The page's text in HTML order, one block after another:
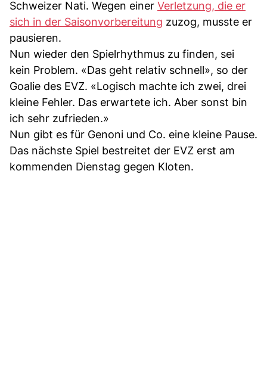
Schweizer Nati. Wegen einer Verletzung, die er
sich in der Saisonvorbereitung zuzog, musste er
pausieren.
Nun wieder den Spielrhythmus zu finden, sei
kein Problem. «Das geht relativ schnell», so der
Goalie des EVZ. «Logisch machte ich zwei, drei
kleine Fehler. Das erwartete ich. Aber sonst bin
ich sehr zufrieden.»
Nun gibt es für Genoni und Co. eine kleine Pause.
Das nächste Spiel bestreitet der EVZ erst am
kommenden Dienstag gegen Kloten.